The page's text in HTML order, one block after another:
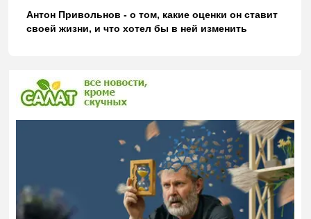
Антон Привольнов - о том, какие оценки он ставит
своей жизни, и что хотел бы в ней изменить